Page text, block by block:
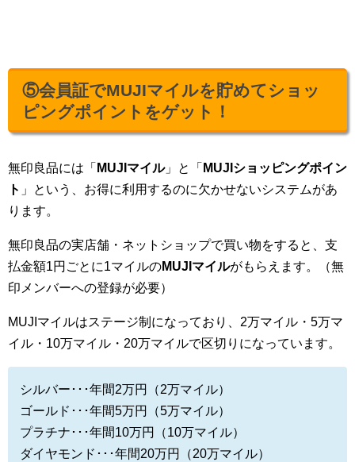
⑤会員証でMUJIマイルを貯めてショッ
ピングポイントをゲット！
無印良品には「 MUJIマイル」と「 MUJIショッピングポイン
ト 」という、お得に利用するのに欠かせないシステムがあ
ります。
無印良品の実店舗・ネットショップで買い物をすると、支
払金額1円ごとに1マイルのMUJIマイルがもらえます。（無
印メンバーへの登録が必要）
MUJIマイルはステージ制になっており、2万マイル・5万マ
イル・10万マイル・20万マイルで区切りになっています。
シルバー･･･年間2万円（2万マイル）
ゴールド･･･年間5万円（5万マイル）
プラチナ･･･年間10万円（10万マイル）
ダイヤモンド･･･年間20万円（20万マイル）